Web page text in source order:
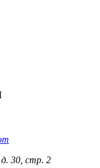
30, стр. 2